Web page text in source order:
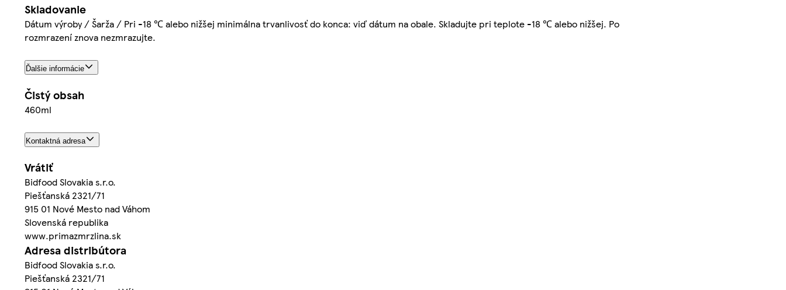
Skladovanie
Dátum výroby / Šarža / Pri -18 ℃ alebo nižšej minimálna trvanlivosť do konca: viď dátum na obale. Skladujte pri teplote -18 ℃ alebo nižšej. Po
rozmrazení znova nezmrazujte.
Ďalšie informácie
Čistý obsah
460ml
Kontaktná adresa
Vrátiť
Bidfood Slovakia s.r.o.
Piešťanská 2321/71
915 01 Nové Mesto nad Váhom
Slovenská republika
www.primazmrzlina.sk
Adresa distribútora
Bidfood Slovakia s.r.o.
Piešťanská 2321/71